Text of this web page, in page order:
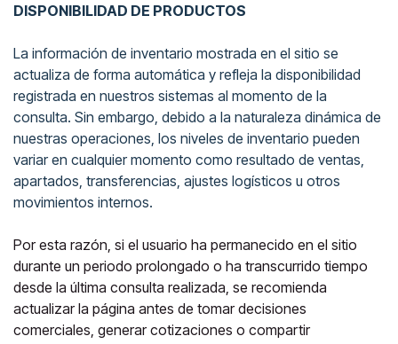
DISPONIBILIDAD DE PRODUCTOS
La información de inventario mostrada en el sitio se
actualiza de forma automática y refleja la disponibilidad
registrada en nuestros sistemas al momento de la
consulta. Sin embargo, debido a la naturaleza dinámica de
nuestras operaciones, los niveles de inventario pueden
variar en cualquier momento como resultado de ventas,
apartados, transferencias, ajustes logísticos u otros
movimientos internos.
Por esta razón, si el usuario ha permanecido en el sitio
durante un periodo prolongado o ha transcurrido tiempo
desde la última consulta realizada, se recomienda
actualizar la página antes de tomar decisiones
comerciales, generar cotizaciones o compartir